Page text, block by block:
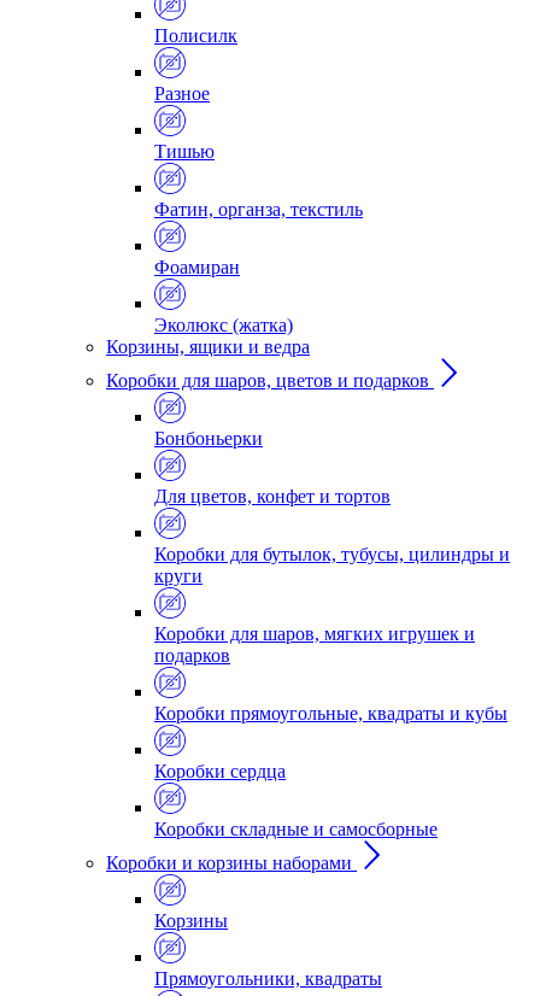
Полисилк
Разное
Тишью
Фатин, органза, текстиль
Фоамиран
Эколюкс (жатка)
Корзины, ящики и ведра
Коробки для шаров, цветов и подарков
Бонбоньерки
Для цветов, конфет и тортов
Коробки для бутылок, тубусы, цилиндры и
круги
Коробки для шаров, мягких игрушек и
подарков
Коробки прямоугольные, квадраты и кубы
Коробки сердца
Коробки складные и самосборные
Коробки и корзины наборами
Корзины
Прямоугольники, квадраты